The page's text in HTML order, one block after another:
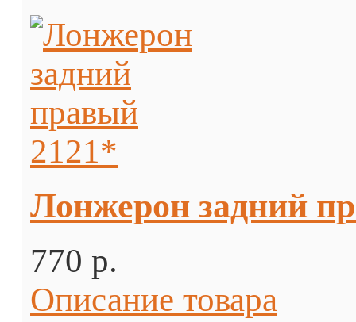
Лонжерон задний
770 p.
Описание товара